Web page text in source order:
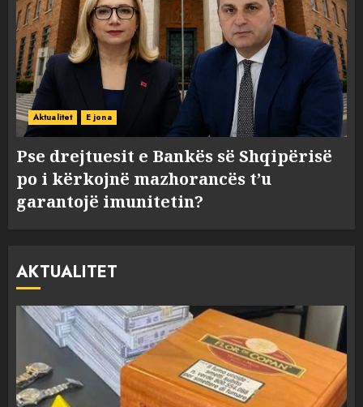
Aktualitet E jona
Pse drejtuesit e Bankës së Shqipërisë
po i kërkojnë mazhorancës t’u
garantojë imunitetin?
AKTUALITET